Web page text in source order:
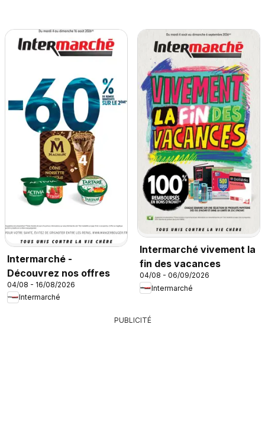
Intermarché -
Découvrez nos offres
04/08 - 16/08/2026
Intermarché
Intermarché vivement la
fin des vacances
04/08 - 06/09/2026
Intermarché
PUBLICITÉ